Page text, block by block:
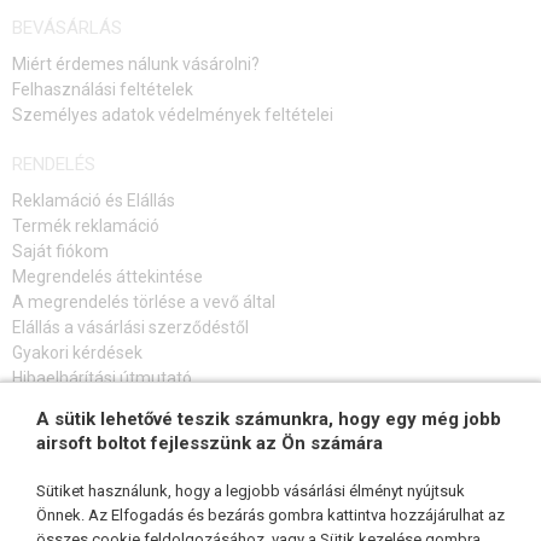
HPA
FEGYVER JAVÍTÁS ÉS KARBANTARTÁS
CÉLOK, LŐLAP
OUTDOOR, BUSHCRAFT
ÉLELMISZER
ÉPÍTŐKÉSZLETEK, MODELLEK
REKLÁM TÁRGYAK
HÍREK
BEVÁSÁRLÁS
Miért érdemes nálunk vásárolni?
Felhasználási feltételek
Személyes adatok védelmények feltételei
RENDELÉS
Reklamáció és Elállás
Termék reklamáció
Saját fiókom
Megrendelés áttekintése
A megrendelés törlése a vevő által
Elállás a vásárlási szerződéstől
Gyakori kérdések
Hibaelhárítási útmutató
FELIRATKOZÁS HÍRLEVÉLRE
A sütik lehetővé teszik számunkra, hogy egy még jobb
airsoft boltot fejlesszünk az Ön számára
Sütiket használunk, hogy a legjobb vásárlási élményt nyújtsuk
Önnek. Az Elfogadás és bezárás gombra kattintva hozzájárulhat az